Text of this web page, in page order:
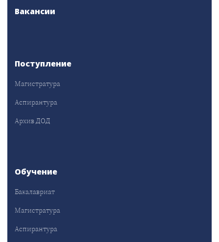
Вакансии
Поступление
Магистратура
Аспирантура
Архив ДОД
Обучение
Бакалавриат
Магистратура
Аспирантура